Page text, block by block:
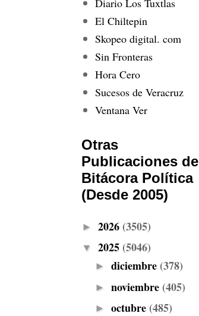
El Chiltepin
Skopeo digital. com
Sin Fronteras
Hora Cero
Sucesos de Veracruz
Ventana Ver
Otras
Publicaciones de
Bitácora Política
(Desde 2005)
► 2026 (3505)
▼ 2025 (5046)
► diciembre (378)
► noviembre (405)
► octubre (485)